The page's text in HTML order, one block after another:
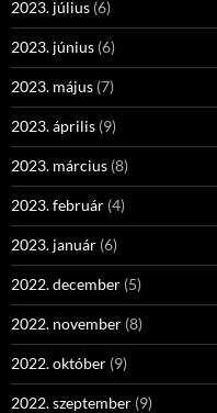
2023. július (6)
2023. június (6)
2023. május (7)
2023. április (9)
2023. március (8)
2023. február (4)
2023. január (6)
2022. december (5)
2022. november (8)
2022. október (9)
2022. szeptember (9)